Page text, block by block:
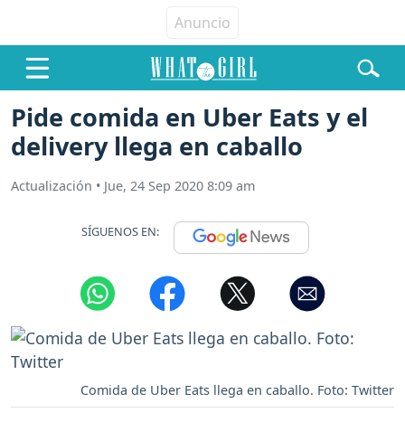
Pide comida en Uber Eats y el
delivery llega en caballo
Actualización • Jue, 24 Sep 2020 8:09 am
SÍGUENOS EN:
Comida de Uber Eats llega en caballo. Foto: Twitter